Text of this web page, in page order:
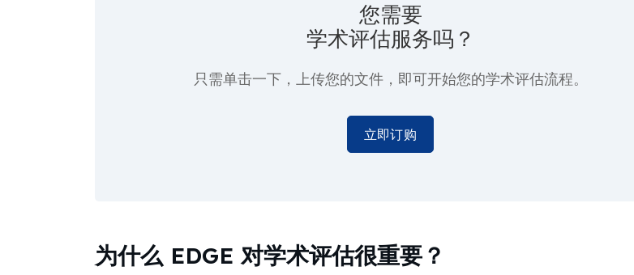
您需要
学术评估服务吗？
只需单击一下，上传您的文件，即可开始您的学术评估流程。
立即订购
为什么 EDGE 对学术评估很重要？